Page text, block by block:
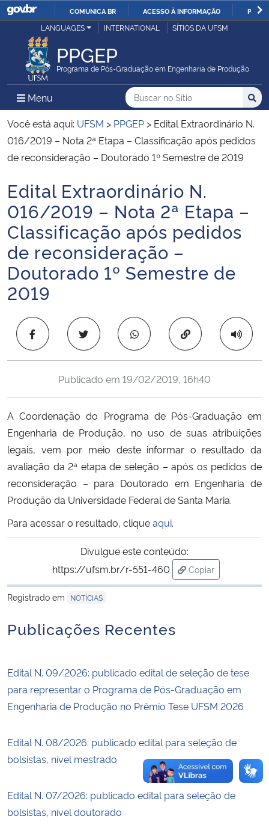
IR
COMUNICA BR ACESSO À INFORMAÇÃO
Ministério da Justiça e Segurança Pública
Ministério da Defesa
Ministério das Relações Exteriores
Ministério da Economia
Ministério da Infraestrutura
Ministério da Agricultura, Pecuária e Abastecimento
Ministério da Educação
Ministério da Cidadania
Ministério de Minas e Energia
Ministério da Ciência, Tecnologia, Inovações e Comunicações
Ministério do Turismo
Ministério do Desenvolvimento Regional
Controladoria-Geral da União
Secretaria-Geral
Secretaria de Governo
Gabinete de Segurança Institucional
Banco Central do Brasil
LANGUAGES INTERNATIONAL SÍTIOS DA UFSM
PPGEP
Programa de Pós-Graduação em Engenharia de Produção
Menu Menu Principal do Sítio
Busca
Buscar no no Sítio
Busca:
Você está aqui: UFSM > PPGEP > Edital Extraordinário N.
016/2019 – Nota 2ª Etapa – Classificação após pedidos
de reconsideração – Doutorado 1º Semestre de 2019
Início do conteúdo
Edital Extraordinário N.
016/2019 – Nota 2ª Etapa –
Classificação após pedidos
de reconsideração –
Doutorado 1º Semestre de
2019
Copiar para área
Publicado em 19/02/2019, 16h40
A Coordenação do Programa de Pós-Graduação em
Engenharia de Produção, no uso de suas atribuições
legais, vem por meio deste informar o resultado da
avaliação da 2ª etapa de seleção – após os pedidos de
reconsideração – para Doutorado em Engenharia de
Produção da Universidade Federal de Santa Maria.
Para acessar o resultado, cliqueaqui.
Divulgue este conteúdo:
https://ufsm.br/r-551-460
Copiar
para área de
Registrado em
NOTÍCIAS
Publicações Recentes
Edital N. 09/2026: publicado edital de seleção de tese
para representar o Programa de Pós-Graduação em
Engenharia de Produção no Prêmio Tese UFSM 2026
Edital N. 08/2026: publicado edital para seleção de
bolsistas, nível mestrado
Edital N. 07/2026: publicado edital para seleção de
bolsistas, nível doutorado